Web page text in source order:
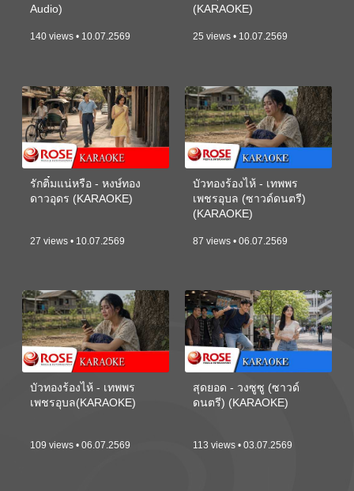
Audio)
140 views • 10.07.2569
(KARAOKE)
25 views • 10.07.2569
รักติ๋มแน่หรือ - หงษ์ทอง
ดาวอุดร (KARAOKE)
27 views • 10.07.2569
บัวทองร้องไห้ - เทพพร
เพชรอุบล (ซาวด์ดนตรี)
(KARAOKE)
87 views • 06.07.2569
บัวทองร้องไห้ - เทพพร
เพชรอุบล(KARAOKE)
109 views • 06.07.2569
สุดยอด - วงซูซู (ซาวด์
ดนตรี) (KARAOKE)
113 views • 03.07.2569